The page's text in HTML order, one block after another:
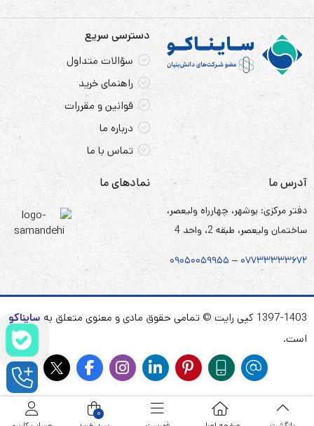
دسترسی سریع
سؤالات متداول
راهنمای خرید
قوانین و مقررات
درباره ما
تماس با ما
آدرس ما
دفتر مرکزی: بوشهر، چهارراه ولیعصر،
ساختمان ولیعصر، طبقه 2، واحد 4
۰۷۷۳۳۳۳۳۶۷۲ – ۰۹۰۵۰۰۵۹۹۵۵
نمادهای ما
1397-1403 کپی رایت © تمامی حقوق مادی و معنوی متعلق به
سایناکو
است.
0